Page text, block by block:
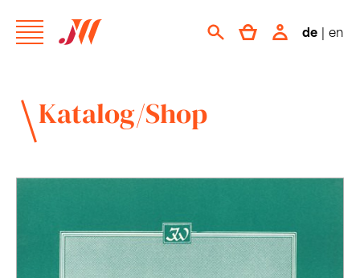
de | en
Katalog/Shop